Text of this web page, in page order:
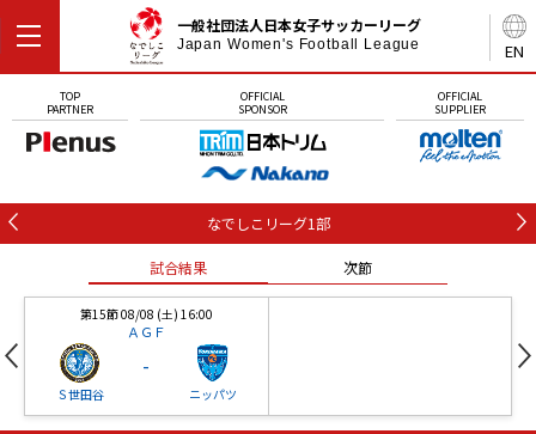
EN
一般社団法人日本女子サッカーリーグ
Japan Women's Football League
TOP
PARTNER
OFFICIAL
SPONSOR
OFFICIAL
SUPPLIER
なでしこリーグ1部
試合結果 次節
第15節 08/08 (土) 16:00
ＡＧＦ
Ｓ世田谷
-
ニッパツ